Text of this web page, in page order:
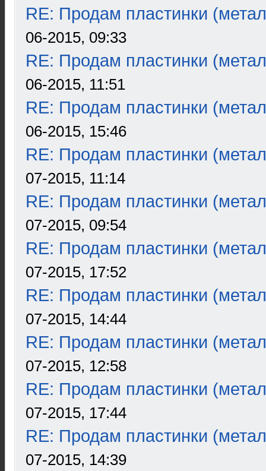
RE: Продам пластинки
06-2015, 09:33
RE: Продам пластинки
06-2015, 11:51
RE: Продам пластинки
06-2015, 15:46
RE: Продам пластинки
07-2015, 11:14
RE: Продам пластинки
07-2015, 09:54
RE: Продам пластинки
07-2015, 17:52
RE: Продам пластинки
07-2015, 14:44
RE: Продам пластинки
07-2015, 12:58
RE: Продам пластинки
07-2015, 17:44
RE: Продам пластинки
07-2015, 14:39